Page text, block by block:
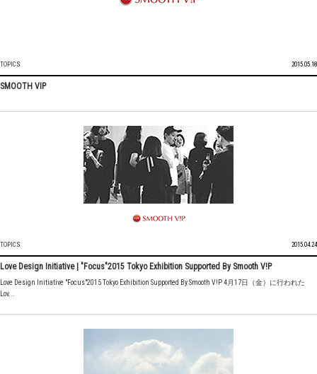
TOPICS 2015.05.18
SMOOTH VIP
TOPICS 2015.04.24
Love Design Initiative | "Focus"2015 Tokyo Exhibition Supported By Smooth V!P
Love Design Initiative "Focus"2015 Tokyo Exhibition Supported By Smooth V!P 4月17日（金）に行われた
Lov...